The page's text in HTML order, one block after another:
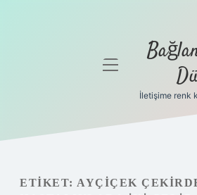
Gizlilik
Yasal Uyarı
menüyü
İletişime renk
ETIKET: AYÇIÇEK